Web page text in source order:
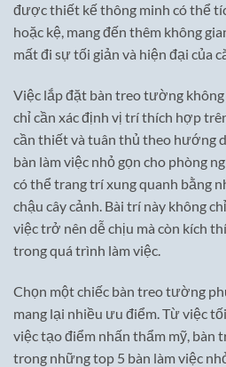
được thiết kế thông minh có thể
hoặc kệ, mang đến thêm không
mất đi sự tối giản và hiện đại của
Việc lắp đặt bàn treo tường
chỉ cần xác định vị trí thích hợp
cần thiết và tuân thủ theo hướng
bàn làm việc nhỏ gọn cho phòng
có thể trang trí xung quanh bằng
chậu cây cảnh. Bài trí này không
việc trở nên dễ chịu mà còn kích
trong quá trình làm việc.
Chọn một chiếc bàn treo tường
mang lại nhiều ưu điểm. Từ việc
việc tạo điểm nhấn thẩm mỹ, bàn
trong những top 5 bàn làm việc